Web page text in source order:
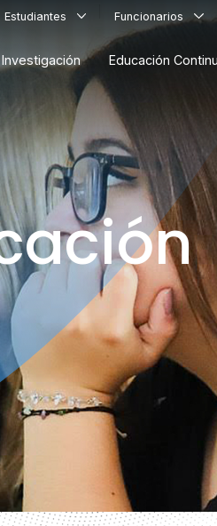
Estudiantes Funcionarios
Investigación Educación